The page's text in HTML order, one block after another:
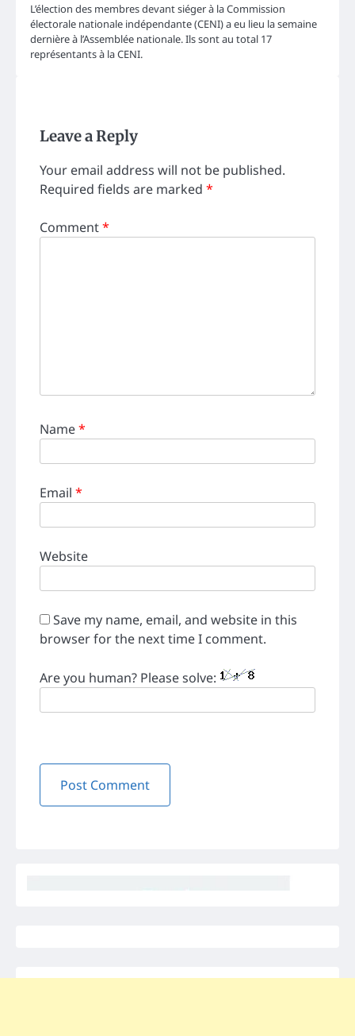
L’élection des membres devant siéger à la Commission
électorale nationale indépendante (CENI) a eu lieu la semaine
dernière à l’Assemblée nationale. Ils sont au total 17
représentants à la CENI.
Leave a Reply
Your email address will not be published.
Required fields are marked *
Comment*
Name*
Email *
Website
Save my name, email, and website in this
browser for the next time I comment.
Are you human? Please solve: